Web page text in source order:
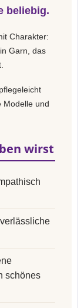
beliebig.
Charakter:
Garn, das
Modelle und
wirst
schönes